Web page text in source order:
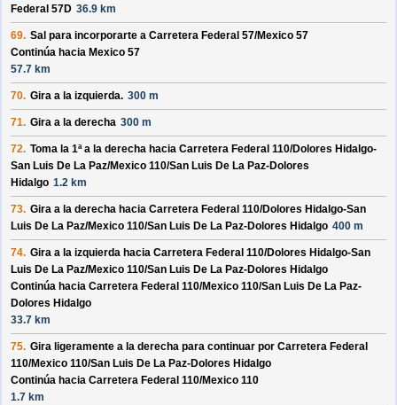
Federal 57D 36.9 km
69. Sal para incorporarte a Carretera Federal 57/Mexico 57
Continúa hacia Mexico 57
57.7 km
70. Gira a la izquierda. 300 m
71. Gira a la derecha 300 m
72. Toma la 1ª a la derecha hacia Carretera Federal 110/Dolores Hidalgo-
San Luis De La Paz/Mexico 110/San Luis De La Paz-Dolores
Hidalgo 1.2 km
73. Gira a la derecha hacia Carretera Federal 110/Dolores Hidalgo-San
Luis De La Paz/Mexico 110/San Luis De La Paz-Dolores Hidalgo 400 m
74. Gira a la izquierda hacia Carretera Federal 110/Dolores Hidalgo-San
Luis De La Paz/Mexico 110/San Luis De La Paz-Dolores Hidalgo
Continúa hacia Carretera Federal 110/Mexico 110/San Luis De La Paz-
Dolores Hidalgo
33.7 km
75. Gira ligeramente a la derecha para continuar por Carretera Federal
110/Mexico 110/San Luis De La Paz-Dolores Hidalgo
Continúa hacia Carretera Federal 110/Mexico 110
1.7 km